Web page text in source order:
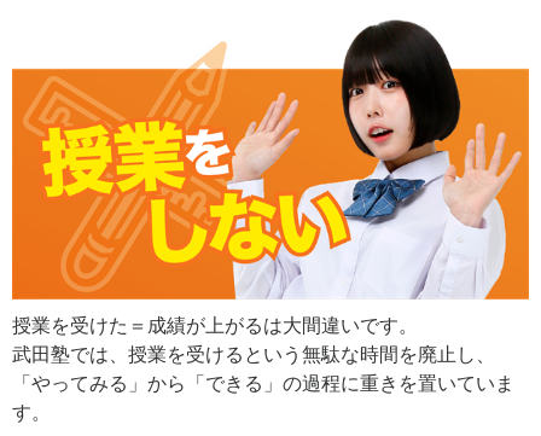
授業を受けた＝成績が上がるは大間違いです。
武田塾では、授業を受けるという無駄な時間を廃止し、
「やってみる」から「できる」の過程に重きを置いていま
す。